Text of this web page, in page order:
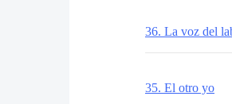
36. La voz del
35. El otro yo